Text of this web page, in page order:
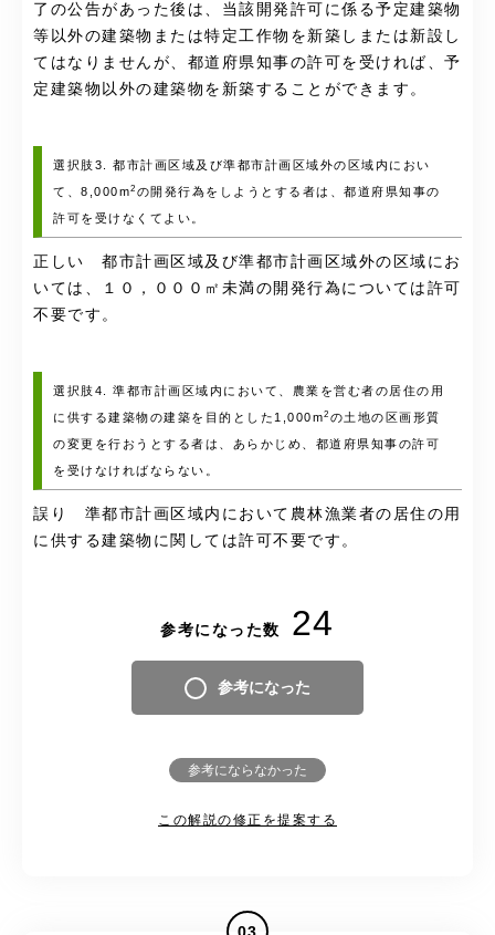
了の公告があった後は、当該開発許可に係る予定建築物
等以外の建築物または特定工作物を新築しまたは新設し
てはなりませんが、都道府県知事の許可を受ければ、予
定建築物以外の建築物を新築することができます。
選択肢3. 都市計画区域及び準都市計画区域外の区域内におい
て、8,000m2 の開発行為をしようとする者は、都道府県知事の
許可を受けなくてよい。
正しい 都市計画区域及び準都市計画区域外の区域にお
いては、１０，０００㎡未満の開発行為については許可
不要です。
選択肢4. 準都市計画区域内において、農業を営む者の居住の用
に供する建築物の建築を目的とした1,000m2 の土地の区画形質
の変更を行おうとする者は、あらかじめ、都道府県知事の許可
を受けなければならない。
誤り 準都市計画区域内において農林漁業者の居住の用
に供する建築物に関しては許可不要です。
参考になった数 24
参考になった
参考にならなかった
この解説の修正を提案する